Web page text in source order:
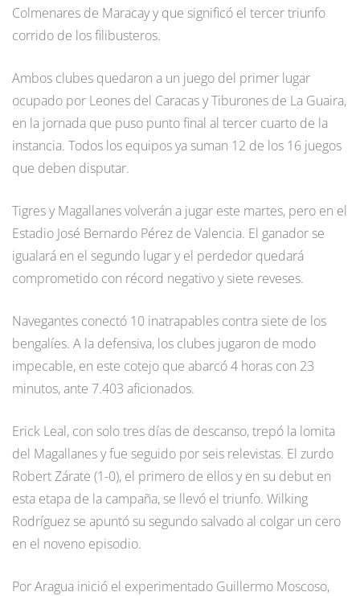
Colmenares de Maracay y que significó el tercer triunfo
corrido de los filibusteros.
Ambos clubes quedaron a un juego del primer lugar
ocupado por Leones del Caracas y Tiburones de La Guaira,
en la jornada que puso punto final al tercer cuarto de la
instancia. Todos los equipos ya suman 12 de los 16 juegos
que deben disputar.
Tigres y Magallanes volverán a jugar este martes, pero en el
Estadio José Bernardo Pérez de Valencia. El ganador se
igualará en el segundo lugar y el perdedor quedará
comprometido con récord negativo y siete reveses.
Navegantes conectó 10 inatrapables contra siete de los
bengalíes. A la defensiva, los clubes jugaron de modo
impecable, en este cotejo que abarcó 4 horas con 23
minutos, ante 7.403 aficionados.
Erick Leal, con solo tres días de descanso, trepó la lomita
del Magallanes y fue seguido por seis relevistas. El zurdo
Robert Zárate (1-0), el primero de ellos y en su debut en
esta etapa de la campaña, se llevó el triunfo. Wilking
Rodríguez se apuntó su segundo salvado al colgar un cero
en el noveno episodio.
Por Aragua inició el experimentado Guillermo Moscoso,